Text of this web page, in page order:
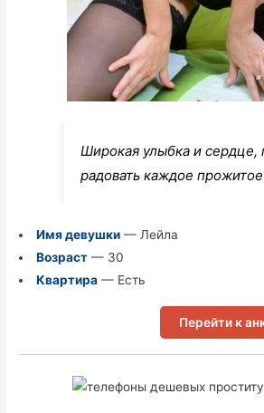
Широкая улыбка и сердце,
радовать каждое
Имя девушки— Лейла
Возраст— 30
Квартира— Есть
Перейти к